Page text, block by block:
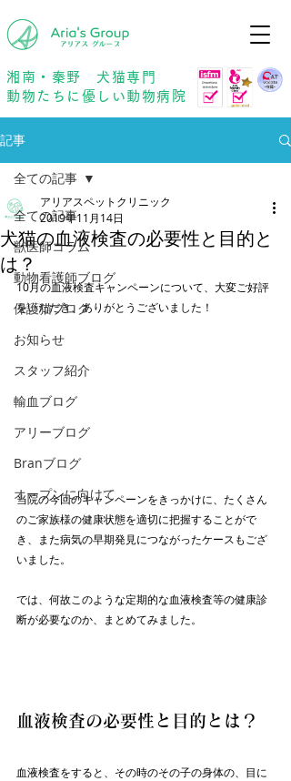
湘南・秦野 犬猫専門
動物たちに優しい動物病院
記事
全ての記事
獣医師コラム
動物看護師ブログ
保護猫ブログ
お知らせ
スタッフ紹介
輸血ブログ
アリーブログ
Branブログ
オープンに向けて
全ての記事
犬猫の血液検査の必要性と目的と
は？
アリアスペットクリニック
2019年11月14日
10月の血液検査キャンペーンについて、大変ご好評
をいただき、ありがとうございました！
当院の今回のキャンペーンをきっかけに、たくさん
のご家族様の健康状態を適切に把握することがで
き、また病気の早期発見につながったケースもござ
いました。
では、何故このような定期的な血液検査等の健康診
断が必要なのか、まとめてみました。
血液検査の必要性と目的とは？
血液検査をすると、その時のその子の身体の、目に